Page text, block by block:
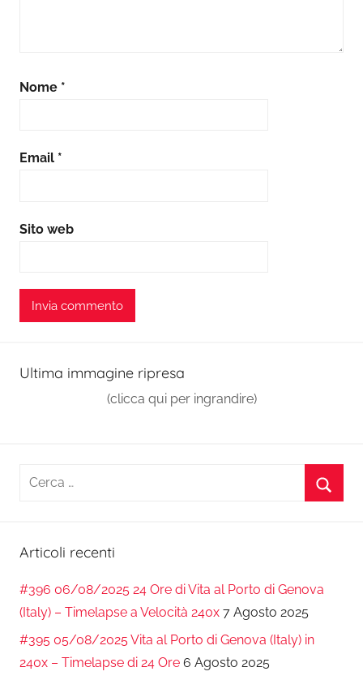
Nome *
Email *
Sito web
Ultima immagine ripresa
(clicca qui per ingrandire)
Ricerca
Articoli recenti
#396 06/08/2025 24 Ore di Vita al Porto di Genova
(Italy) – Timelapse a Velocità 240x 7 Agosto 2025
#395 05/08/2025 Vita al Porto di Genova (Italy) in
240x – Timelapse di 24 Ore 6 Agosto 2025